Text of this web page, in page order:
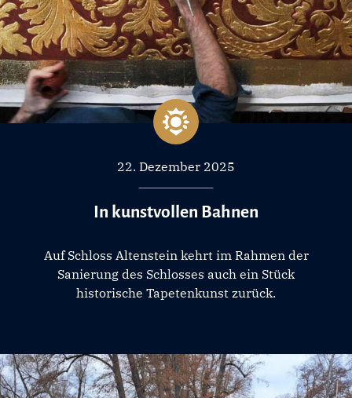
22. Dezember 2025
In kunstvollen Bahnen
Auf Schloss Altenstein kehrt im Rahmen der
Sanierung des Schlosses auch ein Stück
historische Tapetenkunst zurück.